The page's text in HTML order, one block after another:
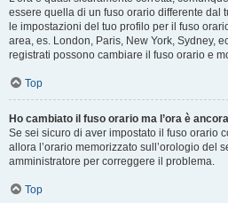
essere quella di un fuso orario differente dal
le impostazioni del tuo profilo per il fuso
area, es. London, Paris, New York, Sydney,
registrati possono cambiare il fuso orario e
Top
Ho cambiato il fuso orario ma l’ora è
Se sei sicuro di aver impostato il fuso orario
allora l’orario memorizzato sull’orologio del
amministratore per correggere il problema.
Top